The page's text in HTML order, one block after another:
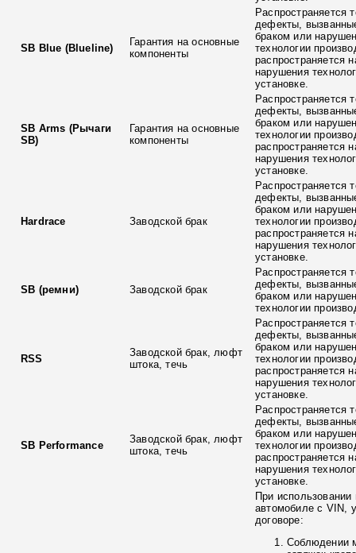
SB Blue (Blueline)
Гарантия на основные
компоненты
Распространяется
дефекты,
браком или
технологии
распространяется
нарушения
установке.
SB Arms (Рычаги
SB)
Гарантия на основные
компоненты
Распространяется
дефекты,
браком или
технологии
распространяется
нарушения
установке.
Hardrace Заводской брак
Распространяется
дефекты,
браком или
технологии
распространяется
нарушения
установке.
SB (ремни) Заводской брак
Распространяется
дефекты,
браком или
технологии
RSS
Заводской брак, люфт
штока, течь
Распространяется
дефекты,
браком или
технологии
распространяется
нарушения
установке.
SB Performance
Заводской брак, люфт
штока, течь
Распространяется
дефекты,
браком или
технологии
распространяется
нарушения
установке.
При использовании
автомобиле с VIN,
договоре:
Соблюдении